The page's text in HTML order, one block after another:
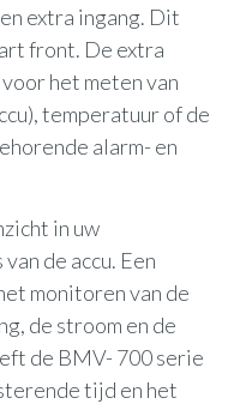
extra ingang. Dit
front. De extra
het meten van
temperatuur of de
alarm- en
in uw
de accu. Een
monitoren van de
de stroom en de
de BMV- 700 serie
tijd en het